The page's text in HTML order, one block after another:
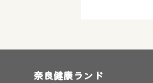
奈良健康ランド